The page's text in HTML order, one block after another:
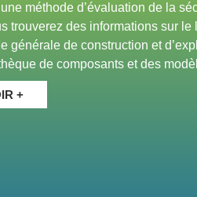
méthode d’évaluation de la
trouverez des informations sur
générale de construction et
de composants et des
+